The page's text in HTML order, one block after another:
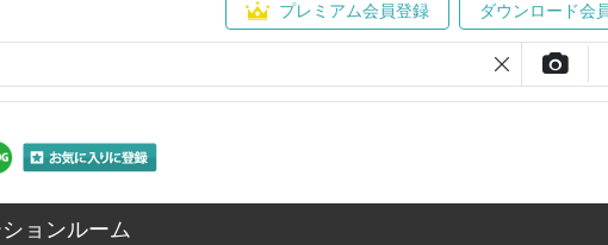
プレミアム会員登録 ダウンロード会
ョンルーム